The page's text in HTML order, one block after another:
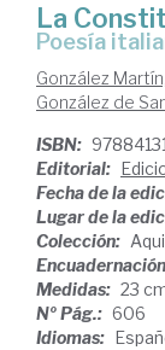
La
poesía
González
González de
ISBN:
Editorial:
Fecha de la
Lugar de la
Colección:
Medidas: 23
Nº Pág.: 606
Idiomas: